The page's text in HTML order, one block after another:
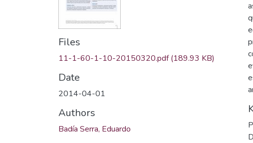
Files
11-1-60-1-10-20150320.pdf(189.93 KB)
Date
2014-04-01
Authors
Badía Serra, Eduardo